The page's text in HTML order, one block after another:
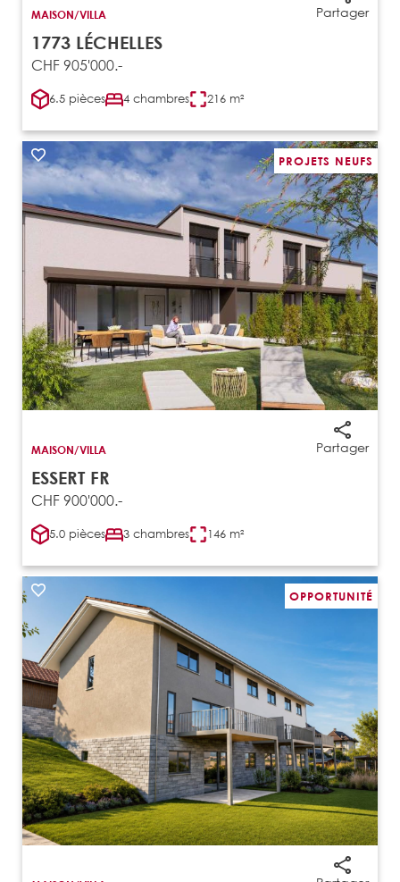
Partager
MAISON/VILLA
1773 LÉCHELLES
CHF 905'000.-
6.5 pièces 4 chambres 216 m²
PROJETS NEUFS
Partager
MAISON/VILLA
ESSERT FR
CHF 900'000.-
5.0 pièces 3 chambres 146 m²
OPPORTUNITÉ